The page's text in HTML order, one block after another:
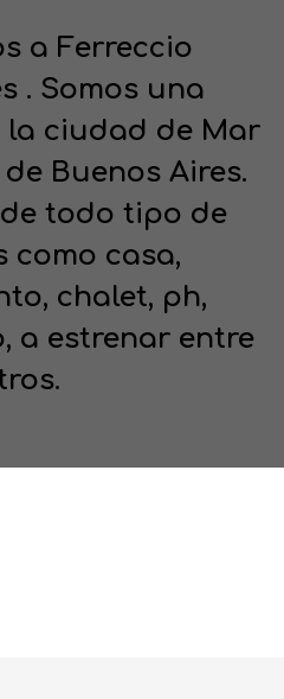
a Ferreccio
. Somos una
ciudad de Mar
Buenos Aires.
todo tipo de
como casa,
chalet, ph,
a estrenar entre